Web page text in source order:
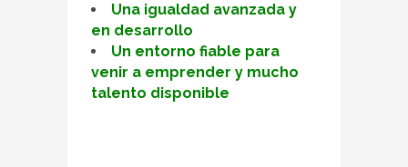
Una igualdad avanzada y
en desarrollo
Un entorno fiable para
venir a emprender y mucho
talento disponible